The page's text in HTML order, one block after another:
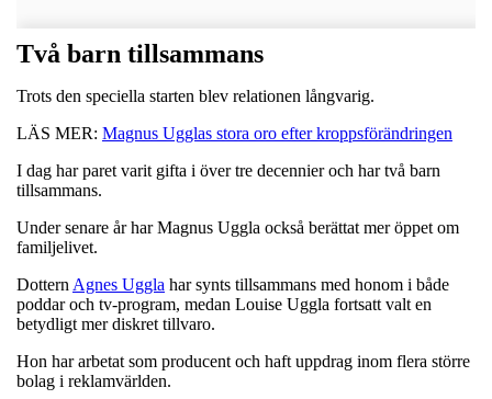
Två barn tillsammans
Trots den speciella starten blev relationen långvarig.
LÄS MER: Magnus Ugglas stora oro efter kroppsförändringen
I dag har paret varit gifta i över tre decennier och har två barn
tillsammans.
Under senare år har Magnus Uggla också berättat mer öppet om
familjelivet.
Dottern Agnes Uggla har synts tillsammans med honom i både
poddar och tv-program, medan Louise Uggla fortsatt valt en
betydligt mer diskret tillvaro.
Hon har arbetat som producent och haft uppdrag inom flera större
bolag i reklamvärlden.